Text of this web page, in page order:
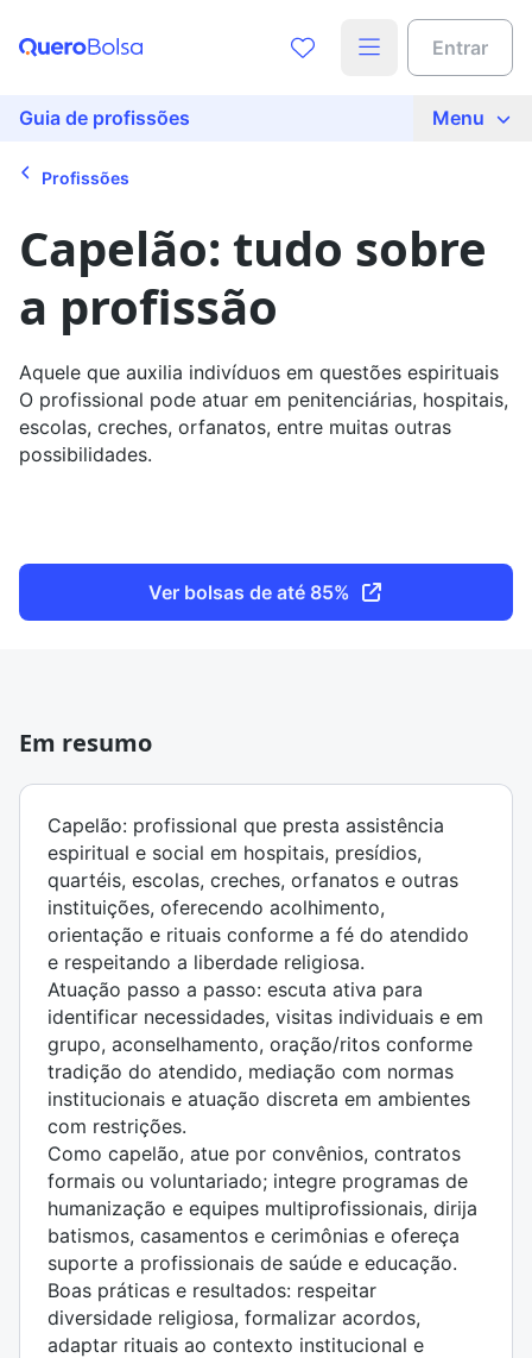
Entrar
Guia de profissões Menu
Profissões
Capelão: tudo sobre
a profissão
Aquele que auxilia indivíduos em questões espirituais
O profissional pode atuar em penitenciárias, hospitais,
escolas, creches, orfanatos, entre muitas outras
possibilidades.
Ver bolsas de até 85%
Em resumo
Capelão: profissional que presta assistência
espiritual e social em hospitais, presídios,
quartéis, escolas, creches, orfanatos e outras
instituições, oferecendo acolhimento,
orientação e rituais conforme a fé do atendido
e respeitando a liberdade religiosa.
Atuação passo a passo: escuta ativa para
identificar necessidades, visitas individuais e em
grupo, aconselhamento, oração/ritos conforme
tradição do atendido, mediação com normas
institucionais e atuação discreta em ambientes
com restrições.
Como capelão, atue por convênios, contratos
formais ou voluntariado; integre programas de
humanização e equipes multiprofissionais, dirija
batismos, casamentos e cerimônias e ofereça
suporte a profissionais de saúde e educação.
Boas práticas e resultados: respeitar
diversidade religiosa, formalizar acordos,
adaptar rituais ao contexto institucional e
Acesse o conteúdo completo
Preencha seus dados para liberar o acesso
Telefone
Ao continuar, você concorda com nossaspolíticas de
privacidade